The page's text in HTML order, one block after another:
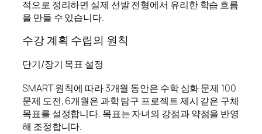
적으로 정리하면 실제 선발 전형에서 유리한 학습 흐름
을 만들 수 있습니다.
수강 계획 수립의 원칙
단기/장기 목표 설정
SMART 원칙에 따라 3개월 동안은 수학 심화 문제 100
문제 도전, 6개월은 과학 탐구 프로젝트 제시 같은 구체
목표를 설정합니다. 목표는 자녀의 강점과 약점을 반영
해 조정합니다.